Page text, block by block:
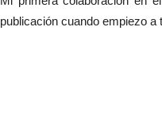
publicación cuando empiezo